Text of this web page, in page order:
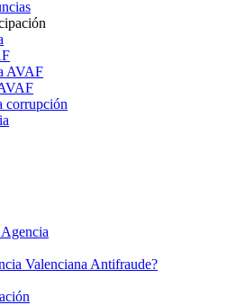
AVAF
corrupción
Valenciana Antifraude?